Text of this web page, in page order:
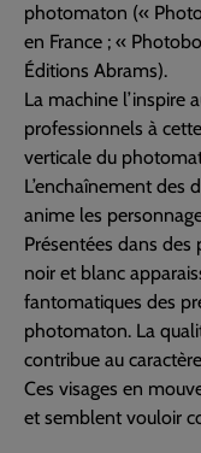
photomaton («
en France ; «
Éditions Abrams).
La machine l’inspire
professionnels à
verticale du
L’enchaînement des
anime les
Présentées dans des
noir et blanc
fantomatiques des
photomaton. La
contribue au
Ces visages en
et semblent vouloir